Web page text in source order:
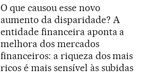
O que causou esse novo
aumento da disparidade? A
entidade financeira aponta a
melhora dos mercados
financeiros: a riqueza dos mais
ricos é mais sensível às subidas